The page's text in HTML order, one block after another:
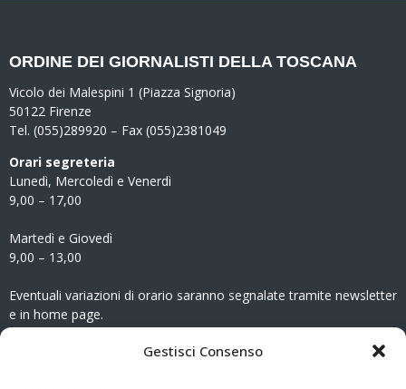
Gestisci Consenso
ORDINE DEI GIORNALISTI DELLA TOSCANA
Vicolo dei Malespini 1 (Piazza Signoria)
50122 Firenze
Tel. (055)289920 – Fax (055)2381049
Orari segreteria
Lunedì, Mercoledì e Venerdì
9,00 – 17,00
Martedì e Giovedì
9,00 – 13,00
Eventuali variazioni di orario saranno segnalate tramite newsletter
e in home page.